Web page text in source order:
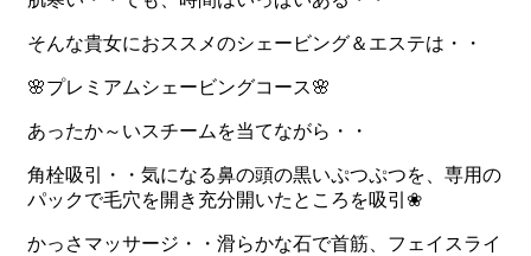
そんな貴女におススメのシェービング＆エステは・・
🌸プレミアムシェービングコース🌸
あったか～いスチームを当てながら・・
角栓吸引・・気になる鼻の頭の黒いぷつぷつを、専用の
パックで毛穴を開き充分開いたところを吸引❀
かっさマッサージ・・滑らかな石で首筋、フェイスライ